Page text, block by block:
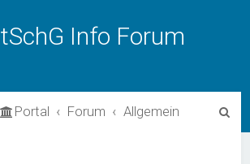
Info Forum
Portal Forum Allgemein